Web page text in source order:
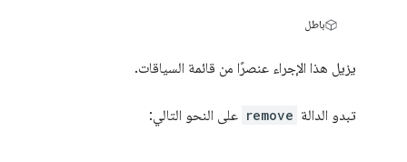
باطل
يزيل هذا الإجراء عنصرًا من قائمة السياقات.
تبدو الدالة remove على النحو التالي: